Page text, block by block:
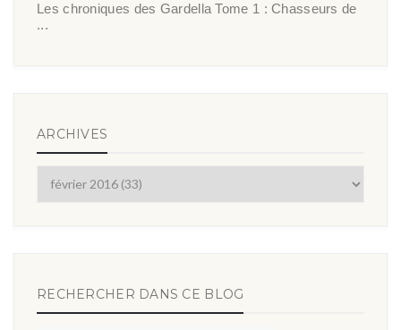
Les chroniques des Gardella Tome 1 : Chasseurs de
...
ARCHIVES
RECHERCHER DANS CE BLOG